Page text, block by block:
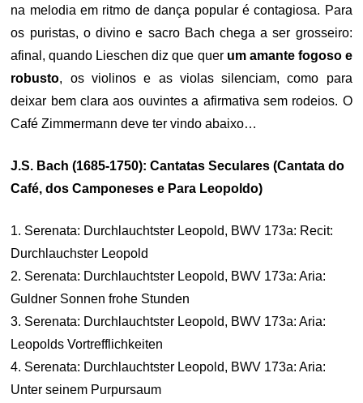
na melodia em ritmo de dança popular é contagiosa. Para
os puristas, o divino e sacro Bach chega a ser grosseiro:
afinal, quando Lieschen diz que quer um amante fogoso e
robusto, os violinos e as violas silenciam, como para
deixar bem clara aos ouvintes a afirmativa sem rodeios. O
Café Zimmermann deve ter vindo abaixo…
J.S. Bach (1685-1750): Cantatas Seculares (Cantata do
Café, dos Camponeses e Para Leopoldo)
1. Serenata: Durchlauchtster Leopold, BWV 173a: Recit:
Durchlauchster Leopold
2. Serenata: Durchlauchtster Leopold, BWV 173a: Aria:
Guldner Sonnen frohe Stunden
3. Serenata: Durchlauchtster Leopold, BWV 173a: Aria:
Leopolds Vortrefflichkeiten
4. Serenata: Durchlauchtster Leopold, BWV 173a: Aria:
Unter seinem Purpursaum